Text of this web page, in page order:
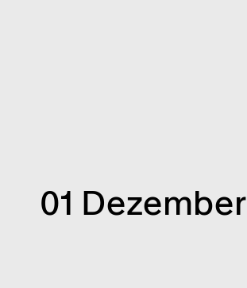
01